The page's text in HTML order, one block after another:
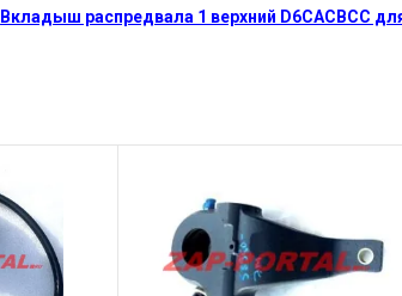
Вкладыш распредвала 1 верхний D6CACBCC